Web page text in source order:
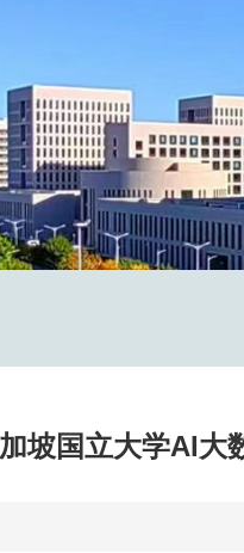
坡国立大学AI大